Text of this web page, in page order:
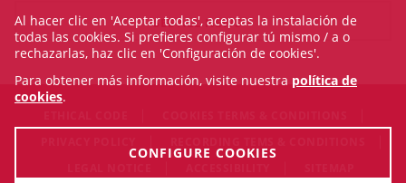
SEE ALL NEWS
Al hacer clic en 'Aceptar todas', aceptas la instalación de
todas las cookies. Si prefieres configurar tú mismo / a o
rechazarlas, haz clic en 'Configuración de cookies'.
Para obtener más información, visite nuestra política de
cookies.
CONFIGURE COOKIES